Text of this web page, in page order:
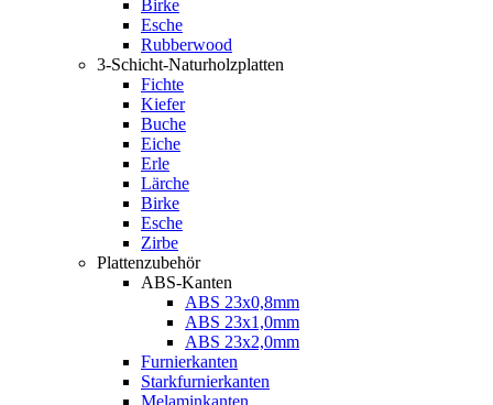
Birke
Esche
Rubberwood
3-Schicht-Naturholzplatten
Fichte
Kiefer
Buche
Eiche
Erle
Lärche
Birke
Esche
Zirbe
Plattenzubehör
ABS-Kanten
ABS 23x0,8mm
ABS 23x1,0mm
ABS 23x2,0mm
Furnierkanten
Starkfurnierkanten
Melaminkanten